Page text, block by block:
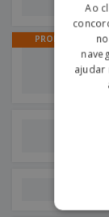
PROMO
Ao
ajudar